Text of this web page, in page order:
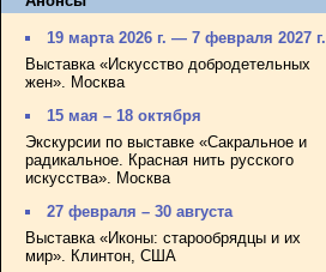
19 марта 2026 г. — 7 февраля 2027 г.
Выставка «Искусство добродетельных
жен». Москва
15 мая – 18 октября
Экскурсии по выставке «Сакральное и
радикальное. Красная нить русского
искусства». Москва
27 февраля – 30 августа
Выставка «Иконы: старообрядцы и их
мир». Клинтон, США